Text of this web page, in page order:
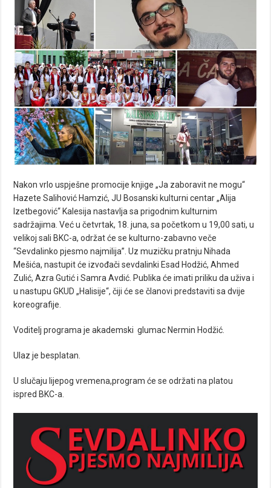
Nakon vrlo uspješne promocije knjige „Ja zaboravit ne mogu“
Hazete Salihović Hamzić, JU Bosanski kulturni centar „Alija
Izetbegović“ Kalesija nastavlja sa prigodnim kulturnim
sadržajima. Već u četvrtak, 18. juna, sa početkom u 19,00 sati, u
velikoj sali BKC-a, održat će se kulturno-zabavno veče
“Sevdalinko pjesmo najmilija”. Uz muzičku pratnju Nihada
Mešića, nastupit će izvođači sevdalinki Esad Hodžić, Ahmed
Zulić, Azra Gutić i Samra Avdić. Publika će imati priliku da uživa i
u nastupu GKUD „Halisije“, čiji će se članovi predstaviti sa dvije
koreografije.
Voditelj programa je akademski glumac Nermin Hodžić.
Ulaz je besplatan.
U slučaju lijepog vremena,program će se održati na platou
ispred BKC-a.